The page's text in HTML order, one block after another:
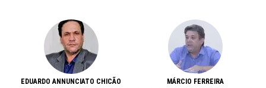
EDUARDO ANNUNCIATO CHICÃO MÁRCIO FERREIRA